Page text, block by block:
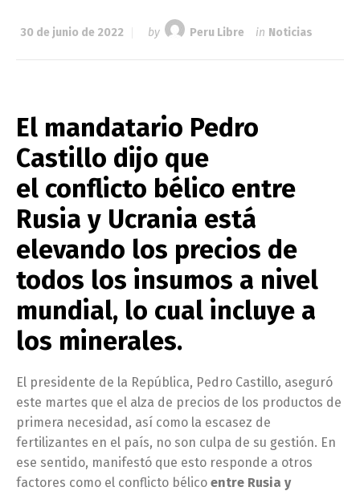
30 de junio de 2022 by Peru Libre in Noticias
El mandatario Pedro
Castillo dijo que
el conflicto bélico entre
Rusia y Ucrania está
elevando los precios de
todos los insumos a nivel
mundial, lo cual incluye a
los minerales.
El presidente de la República, Pedro Castillo, aseguró
este martes que el alza de precios de los productos de
primera necesidad, así como la escasez de
fertilizantes en el país, no son culpa de su gestión. En
ese sentido, manifestó que esto responde a otros
factores como el conflicto bélico entre Rusia y